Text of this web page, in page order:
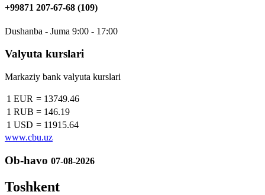
+99871 207-67-68 (109)
Dushanba - Juma 9:00 - 17:00
Valyuta kurslari
Markaziy bank valyuta kurslari
1 EUR = 13749.46
1 RUB = 146.19
1 USD = 11915.64
www.cbu.uz
Ob-havo 07-08-2026
Toshkent